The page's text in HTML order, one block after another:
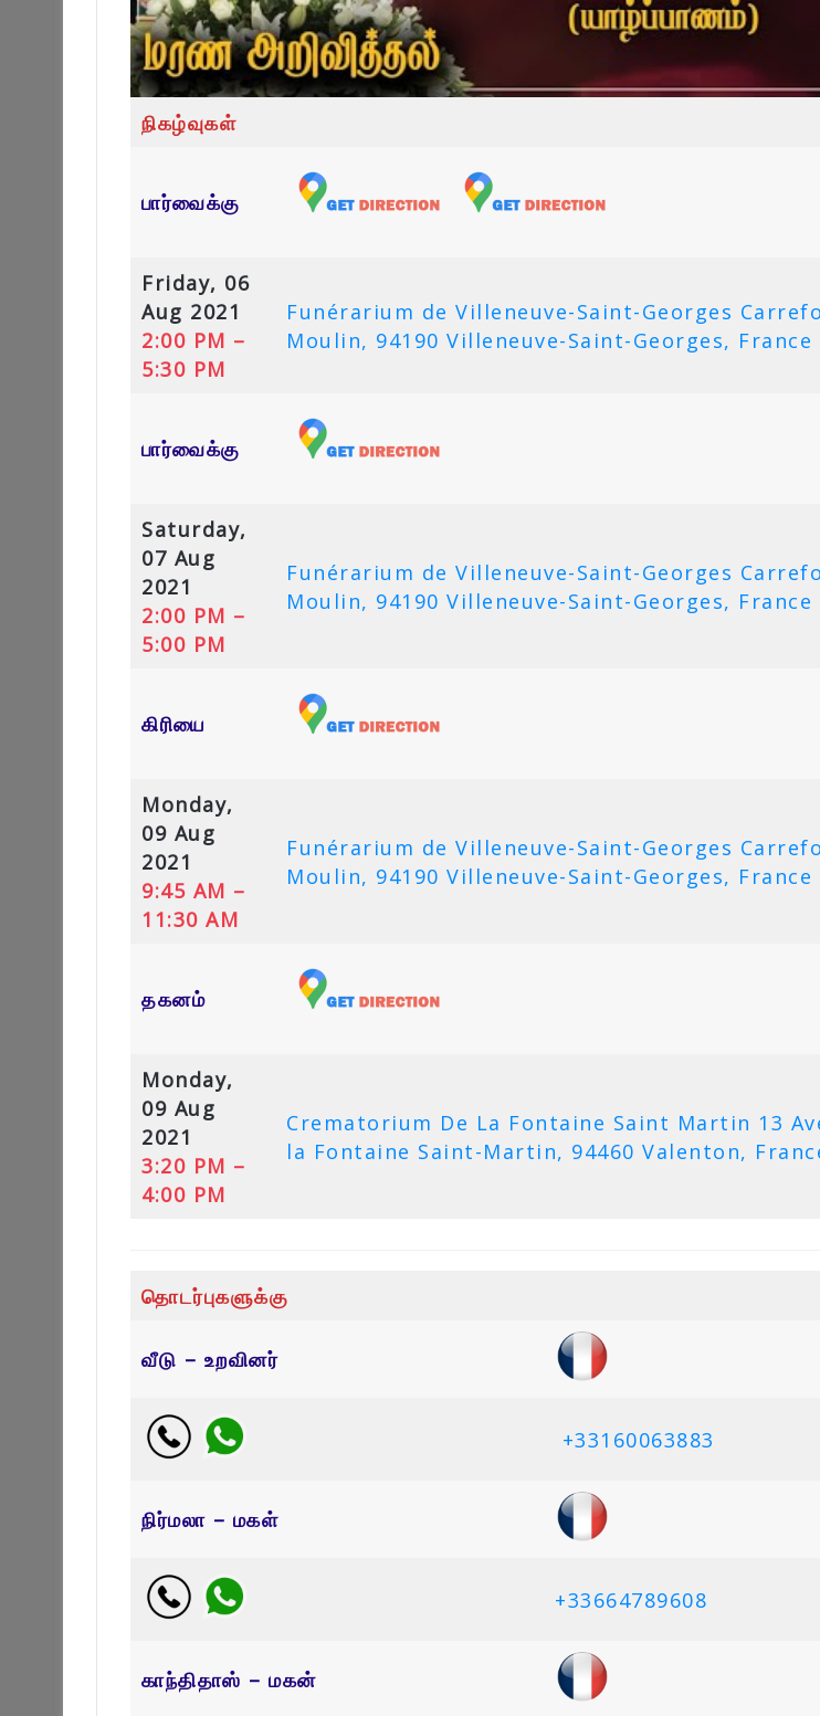
நிகழ்வுகள்
பார்வைக்கு
Friday, 06
Aug 2021
2:00 PM –
5:30 PM
Funérarium de Villeneuve-Saint-Georges
Moulin, 94190 Villeneuve-Saint-Georges, France
பார்வைக்கு
Saturday,
07 Aug
2021
2:00 PM –
5:00 PM
Funérarium de Villeneuve-Saint-Georges
Moulin, 94190 Villeneuve-Saint-Georges, France
கிரியை
Monday,
09 Aug
2021
9:45 AM –
11:30 AM
Funérarium de Villeneuve-Saint-Georges
Moulin, 94190 Villeneuve-Saint-Georges, France
தகனம்
Monday,
09 Aug
2021
3:20 PM –
4:00 PM
Crematorium De La Fontaine Saint Martin 13
la Fontaine Saint-Martin, 94460 Valenton,
தொடர்புகளுக்கு
வீடு – உறவினர்
+33160063883
நிர்மலா – மகள்
+33664789608
காந்திதாஸ் – மகன்